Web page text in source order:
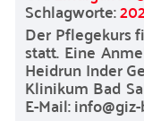
Schlagworte:
Der Pflegekurs
statt. Eine
Heidrun Inder
Klinikum Bad
E-Mail: